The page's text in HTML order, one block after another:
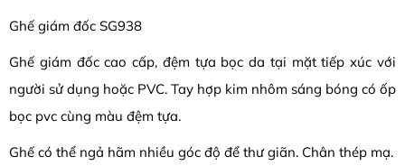
Ghế giám đốc SG938
Ghế giám đốc cao cấp, đệm tựa bọc da tại mặt tiếp xúc với
người sử dụng hoặc PVC. Tay hợp kim nhôm sáng bóng có ốp
bọc pvc cùng màu đệm tựa.
Ghế có thể ngả hãm nhiều góc độ để thư giãn. Chân thép mạ.